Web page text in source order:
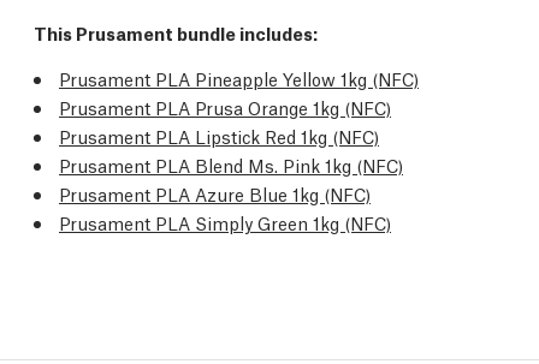
This Prusament bundle includes:
Prusament PLA Pineapple Yellow 1kg (NFC)
Prusament PLA Prusa Orange 1kg (NFC)
Prusament PLA Lipstick Red 1kg (NFC)
Prusament PLA Blend Ms. Pink 1kg (NFC)
Prusament PLA Azure Blue 1kg (NFC)
Prusament PLA Simply Green 1kg (NFC)